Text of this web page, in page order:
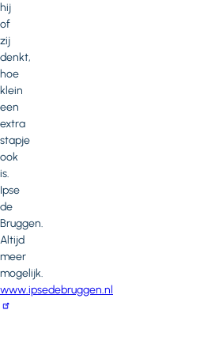
hij
of
zij
denkt,
hoe
klein
een
extra
stapje
ook
is.
Ipse
de
Bruggen.
Altijd
meer
mogelijk.
www.ipsedebruggen.nl